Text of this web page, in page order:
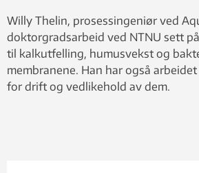
Willy Thelin, prosessingeniør ved
doktorgradsarbeid ved NTNU sett
til kalkutfelling, humusvekst og
membranene. Han har også
for drift og vedlikehold av dem.